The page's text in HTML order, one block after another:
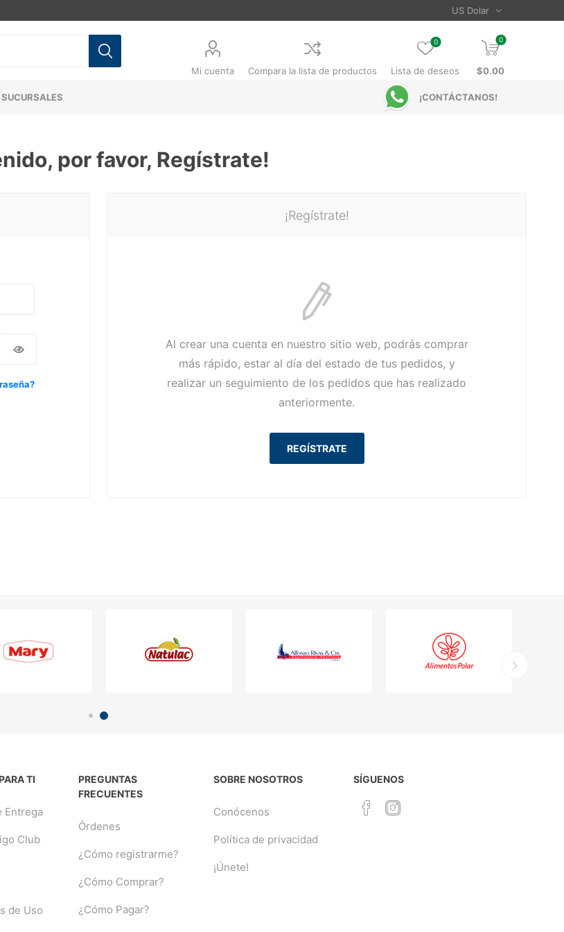
Mi cuenta Compara la lista de productos Lista de deseos
0 0
$0.00
SUCURSALES ¡CONTÁCTANOS!
por favor, Regístrate!
¡Regístrate!
Al crear una cuenta en nuestro sitio web, podrás comprar
más rápido, estar al día del estado de tus pedidos, y
realizar un seguimiento de los pedidos que has realizado
anteriormente.
TI
Entrega
Club
de Uso
PREGUNTAS
FRECUENTES
Órdenes
¿Cómo registrarme?
¿Cómo Comprar?
¿Cómo Pagar?
SOBRE NOSOTROS
Conócenos
Política de privacidad
¡Únete!
SÍGUENOS